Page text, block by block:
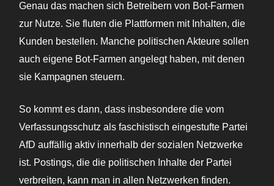
Genau das machen sich Betreibern von Bot-Farmen
zur Nutze. Sie fluten die Plattformen mit Inhalten, die
Kunden bestellen. Manche politischen Akteure sollen
auch eigene Bot-Farmen angelegt haben, mit denen
sie Kampagnen steuern.
So kommt es dann, dass insbesondere die vom
Verfassungsschutz als faschistisch eingestufte Partei
AfD auffällig aktiv innerhalb der sozialen Netzwerke
ist. Postings, die die politischen Inhalte der Partei
verbreiten, kann man in allen Netzwerken finden.